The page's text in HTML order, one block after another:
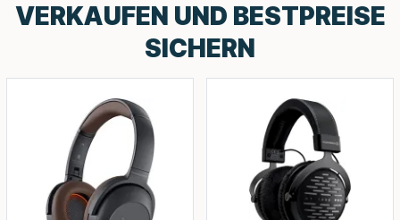
VERKAUFEN UND BESTPREISE
SICHERN